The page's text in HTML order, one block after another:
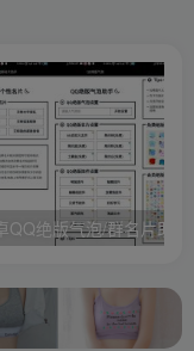
QQ绝版气泡/群名片助手